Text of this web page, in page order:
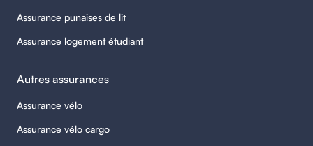
Assurance punaises de lit
Assurance logement étudiant
Autres assurances
Assurance vélo
Assurance vélo cargo